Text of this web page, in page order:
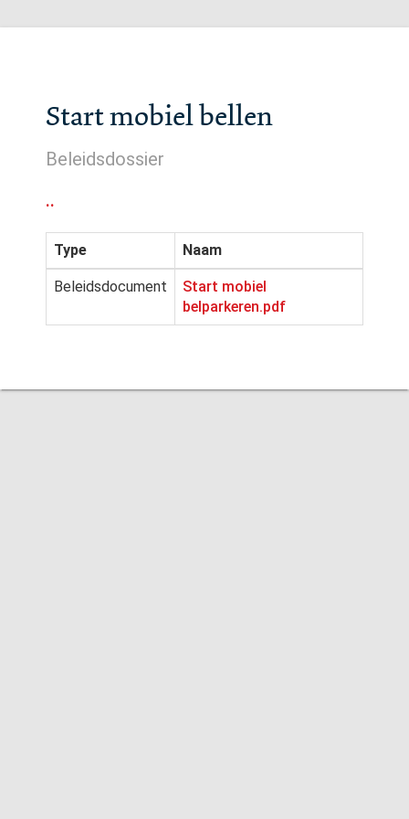
Start mobiel bellen
Beleidsdossier
..
Type Naam
Beleidsdocument
Start mobiel
belparkeren.pdf